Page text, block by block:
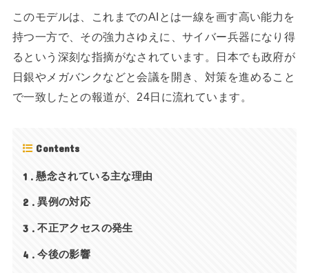
このモデルは、これまでのAIとは一線を画す高い能力を
持つ一方で、その強力さゆえに、サイバー兵器になり得
るという深刻な指摘がなされています。日本でも政府が
日銀やメガバンクなどと会議を開き、対策を進めること
で一致したとの報道が、24日に流れています。
Contents
1 懸念されている主な理由
2 異例の対応
3 不正アクセスの発生
4 今後の影響